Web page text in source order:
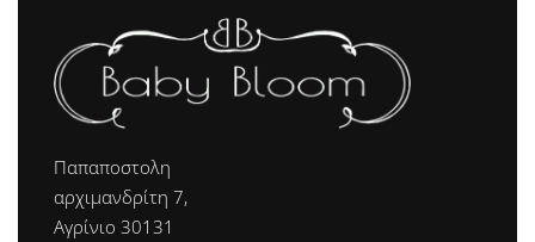
Παπαποστολη
αρχιμανδρίτη 7,
Αγρίνιο 30131